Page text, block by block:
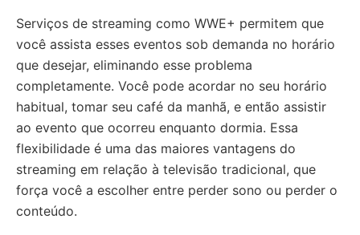
Serviços de streaming como WWE+ permitem que
você assista esses eventos sob demanda no horário
que desejar, eliminando esse problema
completamente. Você pode acordar no seu horário
habitual, tomar seu café da manhã, e então assistir
ao evento que ocorreu enquanto dormia. Essa
flexibilidade é uma das maiores vantagens do
streaming em relação à televisão tradicional, que
força você a escolher entre perder sono ou perder o
conteúdo.